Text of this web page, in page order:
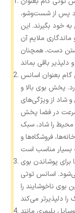
پس از شست‌وشو،
خود بگیرند. این
ملایم آن
دست، همچنان
گام بعنوان اسانس
پخش بوی بالا و
شاد از ویژگی‌های
در فضا پخش
محیط را شاد، سبک
فروشگاه‌ها و
برای پوشاندن بوی
اسانس توتی
بوی ناخوشایند را